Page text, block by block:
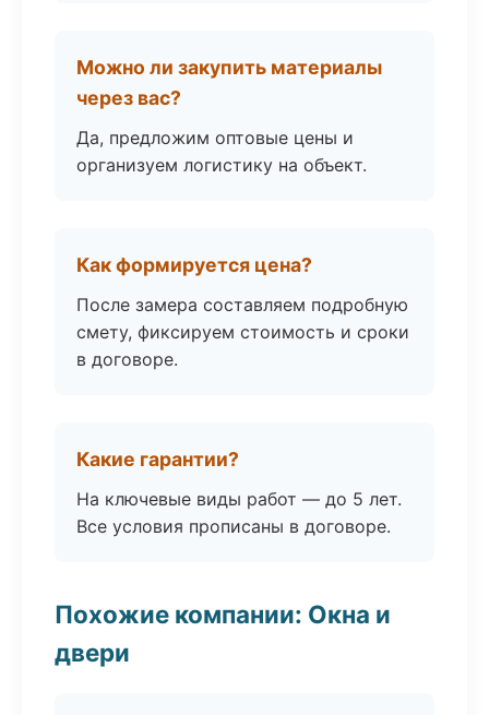
Можно ли закупить материалы
через вас?
Да, предложим оптовые цены и
организуем логистику на объект.
Как формируется цена?
После замера составляем подробную
смету, фиксируем стоимость и сроки
в договоре.
Какие гарантии?
На ключевые виды работ — до 5 лет.
Все условия прописаны в договоре.
Похожие компании: Окна и
двери